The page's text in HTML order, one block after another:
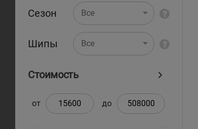
Сезон Все
Шипы Все
Стоимость
от до